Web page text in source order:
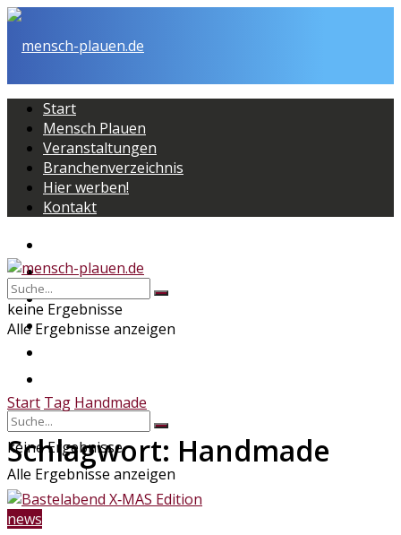
Start
Mensch Plauen
Veranstaltungen
Branchenverzeichnis
Hier werben!
Kontakt
Mensch Plauen
Veranstaltungen
Branchenverzeichnis
keine Ergebnisse
Alle Ergebnisse anzeigen
keine Ergebnisse
Alle Ergebnisse anzeigen
Start Tag Handmade
Schlagwort: Handmade
news